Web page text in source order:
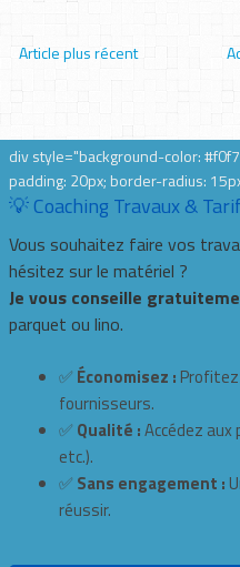
Article plus récent
div style="background-color:
padding: 20px; border-radius:
💡 Coaching Travaux &
Vous souhaitez faire vos
hésitez sur le matériel ?
Je vous conseille
parquet ou lino.
✅ Économisez :
fournisseurs.
✅ Qualité :Accédez
etc.).
✅ Sans engagement :
réussir.